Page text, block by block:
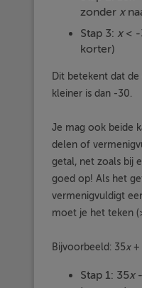
zonder x
Stap 3: x< -
korter)
Dit betekent dat
kleiner is dan -30.
Je mag ook beide
delen of
getal, net zoals bij
goed op! Als het
vermenigvuldigt
moet je het teken
Bijvoorbeeld: 35x+
Stap 1: 35x-